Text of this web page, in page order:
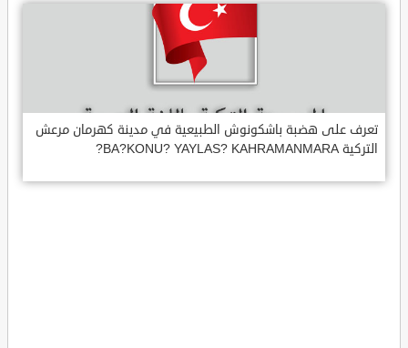
تعرف على هضبة باشكونوش الطبيعية في مدينة كهرمان مرعش
التركية BA?KONU? YAYLAS? KAHRAMANMARA?